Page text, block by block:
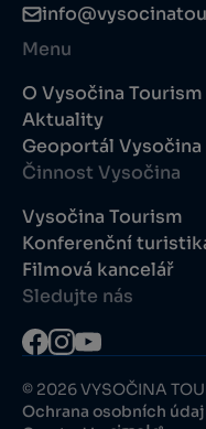
Menu
O Vysočina Tourism
Aktuality
Geoportál Vysočina
Činnost Vysočina
Vysočina Tourism
Konferenční
Filmová kancelář
Sledujte nás
© 2026 VYSOČINA
Ochrana osobních